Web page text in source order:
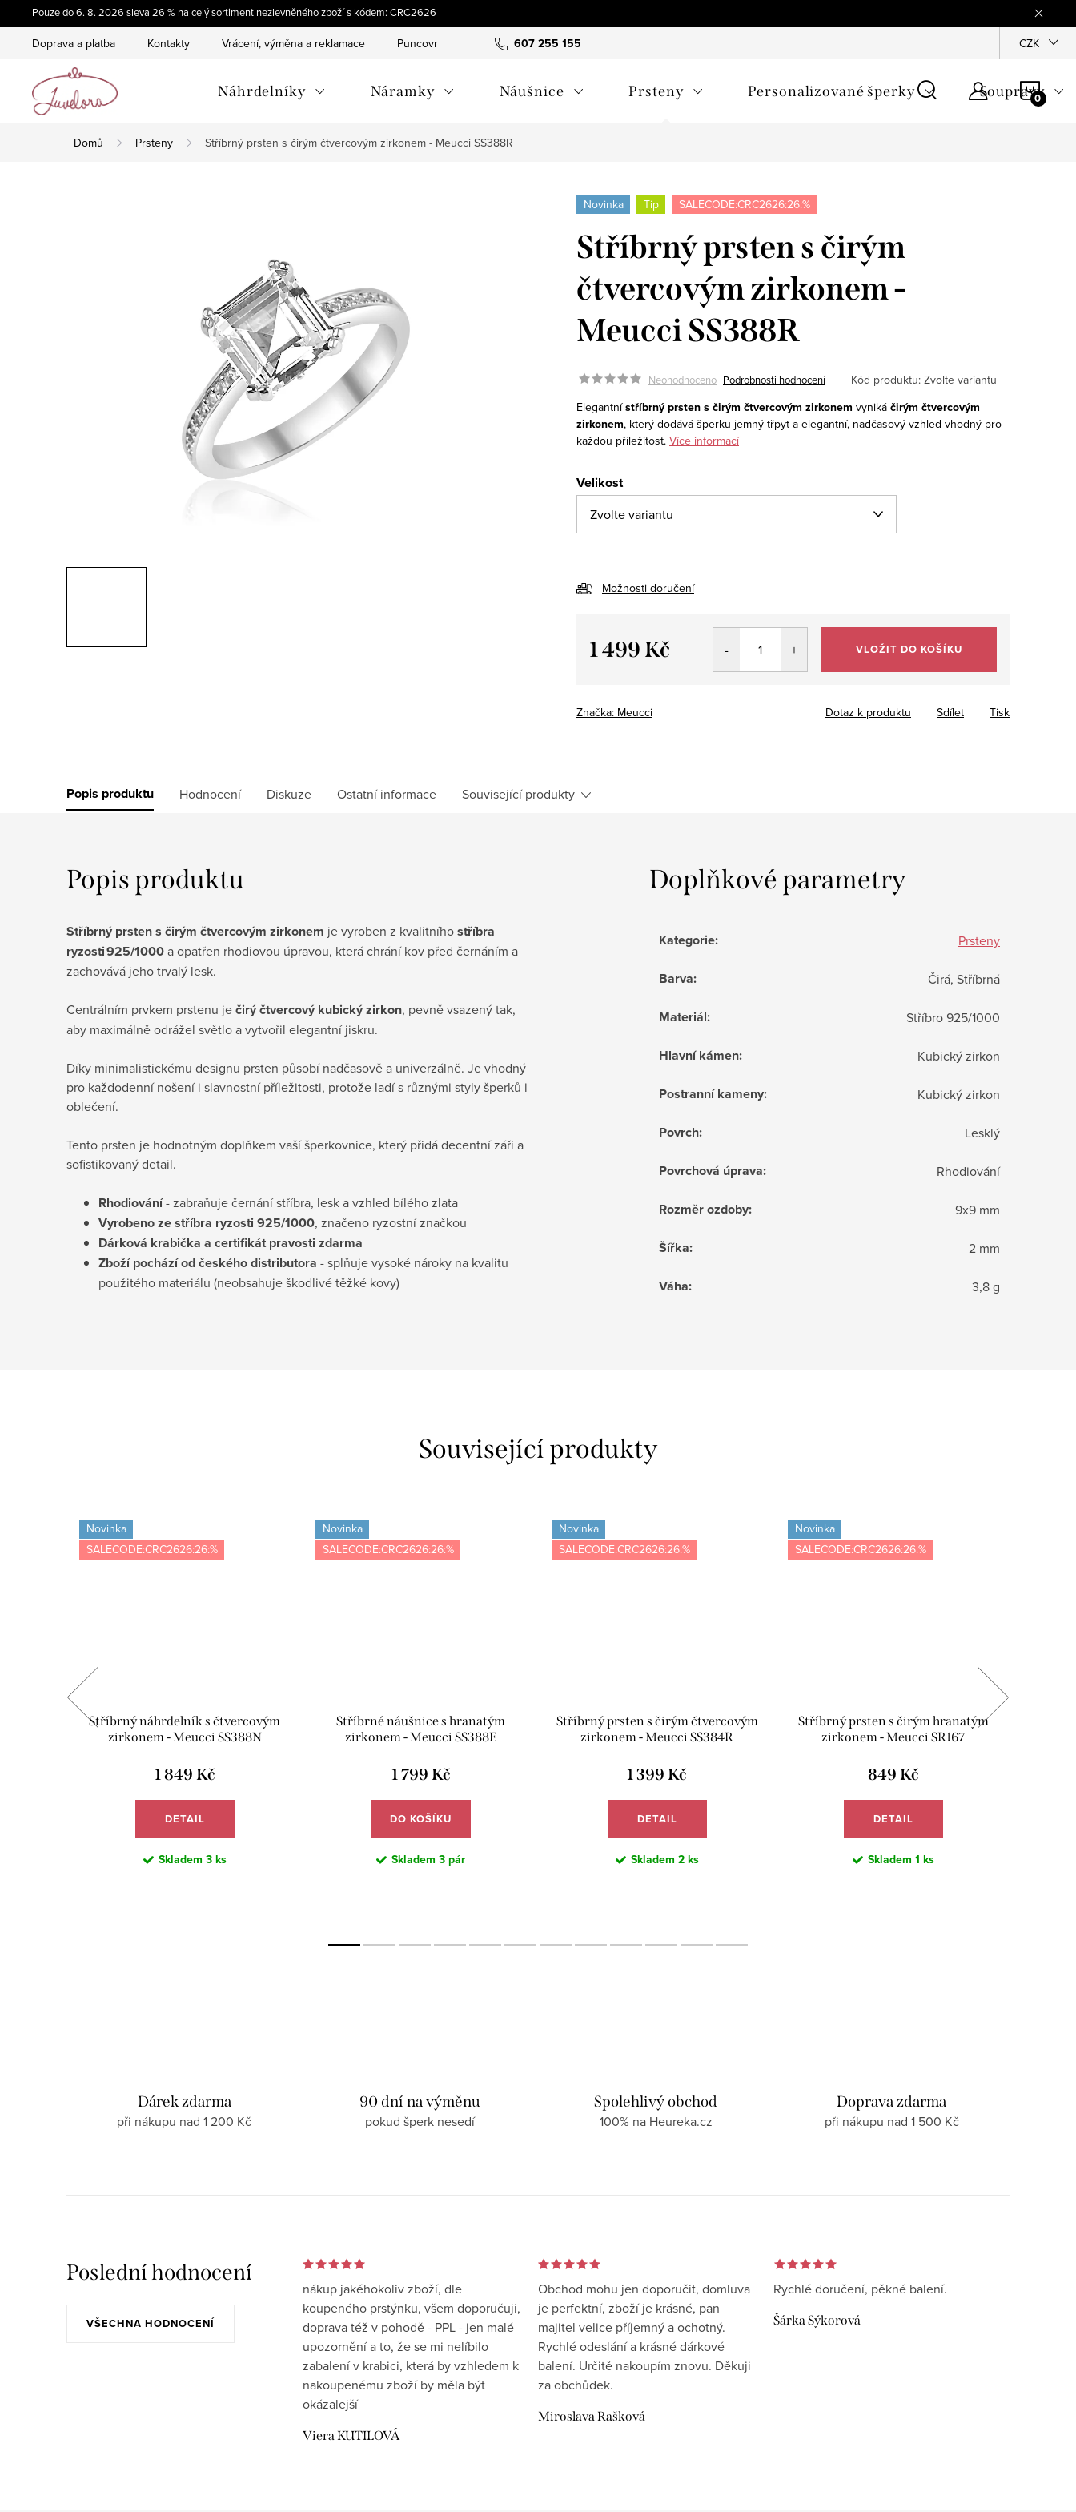
na
Pouze do 6. 8. 2026 sleva 26 % na celý sortiment nezlevněného zboží s kódem: CRC2626
607 255 155
Doprava a platba Kontakty Vrácení, výměna a reklamace Puncovní značky Hodnocení obchodu Jak
CZK
Náhrdelníky Náramky Náušnice Prsteny Personalizované šperky Soupravy
Domů Prsteny Stříbrný prsten s čirým čtvercovým zirkonem - Meucci SS388R
Novinka Tip SALECODE:CRC2626:26:%
Stříbrný prsten s čirým
čtvercovým zirkonem -
Meucci SS388R
Neohodnoceno Podrobnosti hodnocení Kód produktu: Zvolte variantu
Elegantnístříbrný prsten s čirým čtvercovým zirkonem vyniká čirým čtvercovým
zirkonem, který dodává šperku jemný třpyt a elegantní, nadčasový vzhled vhodný pro
každou příležitost. Více informací
Velikost
Možnosti doručení
1 499 Kč VLOŽIT DO KOŠÍKU
Značka: Meucci Tisk
Dotaz k produktu Sdílet
Popis produktu Hodnocení Diskuze Ostatní informace Související produkty
Popis produktu
Stříbrný prsten s čirým čtvercovým zirkonem je vyroben z kvalitníhostříbra
ryzosti 925/1000a opatřen rhodiovou úpravou, která chrání kov před černáním a
zachovává jeho trvalý lesk.
Centrálním prvkem prstenu ječirý čtvercový kubický zirkon, pevně vsazený tak,
aby maximálně odrážel světlo a vytvořil elegantní jiskru.
Díky minimalistickému designu prsten působí nadčasově a univerzálně. Je vhodný
pro každodenní nošení i slavnostní příležitosti, protože ladí s různými styly šperků i
oblečení.
Tento prsten je hodnotným doplňkem vaší šperkovnice, který přidá decentní záři a
sofistikovaný detail.
Rhodiování- zabraňuje černání stříbra, lesk a vzhled bílého zlata
Vyrobeno ze stříbra ryzosti 925/1000, značeno ryzostní značkou
Dárková krabička a certifikát pravosti zdarma
Zboží pochází od českého distributora - splňuje vysoké nároky na kvalitu
použitého materiálu (neobsahuje škodlivé těžké kovy)
Doplňkové parametry
Kategorie: Prsteny
Barva: Čirá, Stříbrná
Materiál: Stříbro 925/1000
Hlavní kámen: Kubický zirkon
Postranní kameny: Kubický zirkon
Povrch: Lesklý
Povrchová úprava: Rhodiování
Rozměr ozdoby: 9x9 mm
Šířka: 2 mm
Váha: 3,8 g
Související produkty
Novinka
SALECODE:CRC2626:26:%
Stříbrný náhrdelník s čtvercovým
zirkonem - Meucci SS388N
1 849 Kč
DETAIL
Skladem 3 ks
Novinka
SALECODE:CRC2626:26:%
Stříbrné náušnice s hranatým
zirkonem - Meucci SS388E
1 799 Kč
DO KOŠÍKU
Skladem 3 pár
Novinka
SALECODE:CRC2626:26:%
Stříbrný prsten s čirým čtvercovým
zirkonem - Meucci SS384R
1 399 Kč
DETAIL
Skladem 2 ks
Novinka
SALECODE:CRC2626:26:%
Stříbrný prsten s čirým hranatým
zirkonem - Meucci SR167
849 Kč
DETAIL
Skladem 1 ks
Dárek zdarma
při nákupu nad 1 200 Kč
90 dní na výměnu
pokud šperk nesedí
Spolehlivý obchod
100% na Heureka.cz
Doprava zdarma
při nákupu nad 1 500 Kč
Poslední hodnocení
VŠECHNA HODNOCENÍ
nákup jakéhokoliv zboží, dle
koupeného prstýnku, všem doporučuji,
doprava též v pohodě - PPL - jen malé
upozornění a to, že se mi nelíbilo
zabalení v krabici, která by vzhledem k
nakoupenému zboží by měla být
okázalejší
Viera KUTILOVÁ
Obchod mohu jen doporučit, domluva
je perfektní, zboží je krásné, pan
majitel velice příjemný a ochotný.
Rychlé odeslání a krásné dárkové
balení. Určitě nakoupím znovu. Děkuji
za obchůdek.
Miroslava Rašková
Rychlé doručení, pěkné balení.
Šárka Sýkorová